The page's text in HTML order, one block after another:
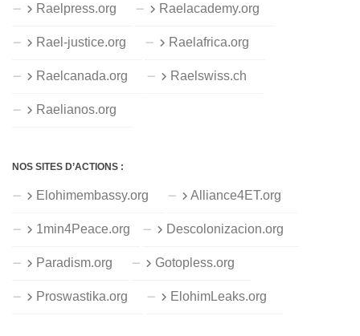
Raelpress.org Raelacademy.org
Rael-justice.org Raelafrica.org
Raelcanada.org Raelswiss.ch
Raelianos.org
NOS SITES D’ACTIONS :
Elohimembassy.org Alliance4ET.org
1min4Peace.org Descolonizacion.org
Paradism.org Gotopless.org
Proswastika.org ElohimLeaks.org